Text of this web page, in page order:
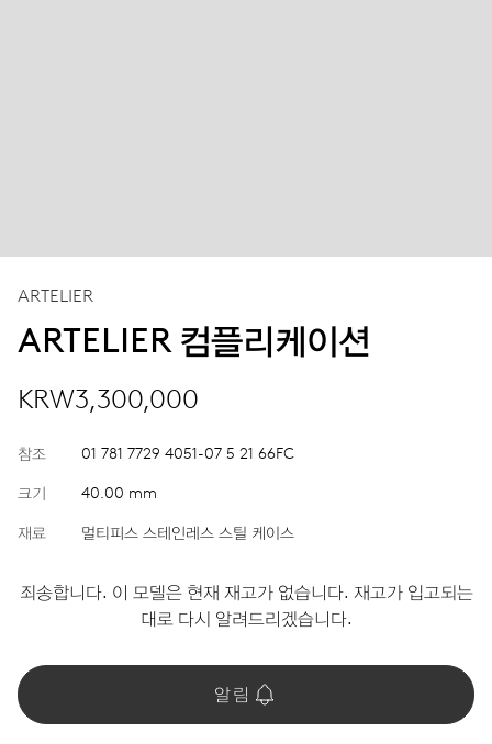
ARTELIER
ARTELIER 컴플리케이션
KRW3,300,000
참조 01 781 7729 4051-07 5 21 66FC
크기 40.00 mm
재료 멀티피스 스테인레스 스틸 케이스
죄송합니다. 이 모델은 현재 재고가 없습니다. 재고가 입고되는
대로 다시 알려드리겠습니다.
알림